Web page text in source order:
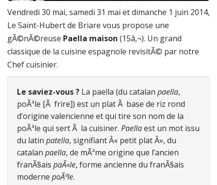
Vendredi 30 mai, samedi 31 mai et dimanche 1 juin 2014,
Le Saint-Hubert de Briare vous propose une
gÃ©nÃ©reuse Paella maison (15â‚¬). Un grand
classique de la cuisine espagnole revisitÃ© par notre
Chef cuisinier.
Le saviez-vous ? La paella (du catalan paella,
poÃªle [Ã frire]) est un plat Ã base de riz rond
d’origine valencienne et qui tire son nom de la
poÃªle qui sert Ã la cuisiner. Paellaest un mot issu
du latin patella, signifiant Â« petit plat Â», du
catalan paella, de mÃªme origine que l’ancien
franÃ§ais paÃ«le, forme ancienne du franÃ§ais
moderne poÃªle.